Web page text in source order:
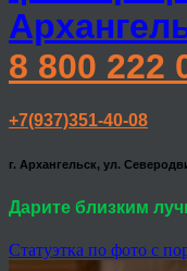
8 800 222
+7(937)351-40-08
г. Архангельск, ул.
Дарите близким
Статуэтка по фото с